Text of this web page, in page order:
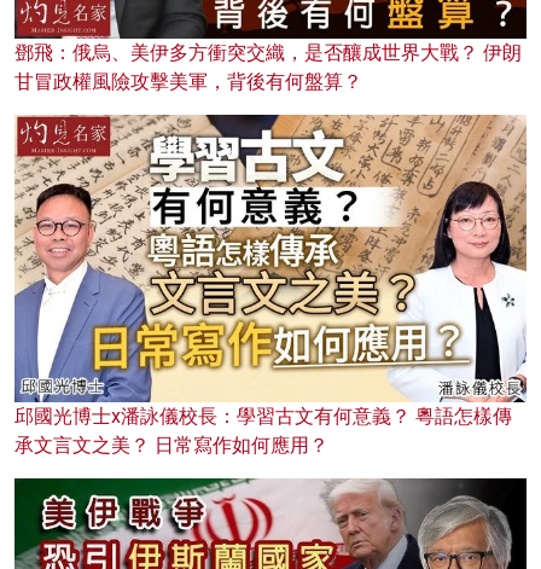
鄧飛：俄烏、美伊多方衝突交織，是否釀成世界大戰？ 伊朗
甘冒政權風險攻擊美軍，背後有何盤算？
邱國光博士x潘詠儀校長：學習古文有何意義？ 粵語怎樣傳
承文言文之美？ 日常寫作如何應用？